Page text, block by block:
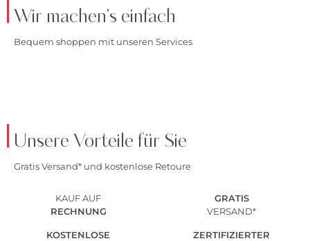
Wir machen's einfach
Bequem shoppen mit unseren Services
Unsere Vorteile für Sie
Gratis Versand* und kostenlose Retoure
KAUF AUF
RECHNUNG
GRATIS
VERSAND*
KOSTENLOSE
ZERTIFIZIERTER